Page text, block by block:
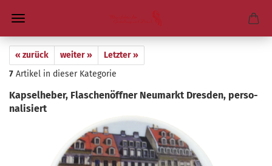
« zurück weiter »
Letzter »
7 Artikel in dieser Kategorie
Kap­sel­he­ber, Fla­schen­öff­ner Neu­markt Dres­den, per­so­
na­li­siert